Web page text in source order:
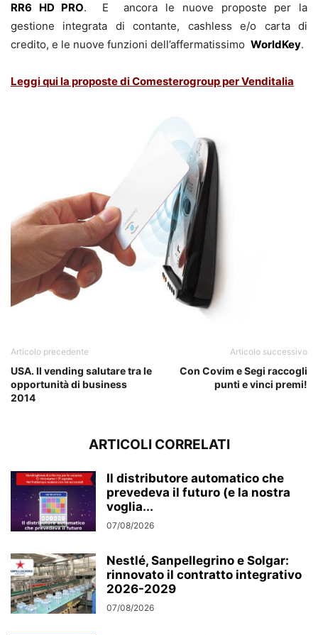
RR6 HD PRO. E ancora le nuove proposte per la
gestione integrata di contante, cashless e/o carta di
credito, e le nuove funzioni dell’affermatissimo WorldKey.
Leggi qui la proposte di Comesterogroup per Venditalia
Articolo precedente
USA. Il vending salutare tra le
opportunità di business
2014
Articolo successivo
Con Covim e Segi raccogli
punti e vinci premi!
ARTICOLI CORRELATI
Il distributore automatico che
prevedeva il futuro (e la nostra
voglia...
07/08/2026
Nestlé, Sanpellegrino e Solgar:
rinnovato il contratto integrativo
2026-2029
07/08/2026